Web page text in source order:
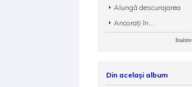
Alungă descurajarea
Ancorați în...
Inainte
Din același album